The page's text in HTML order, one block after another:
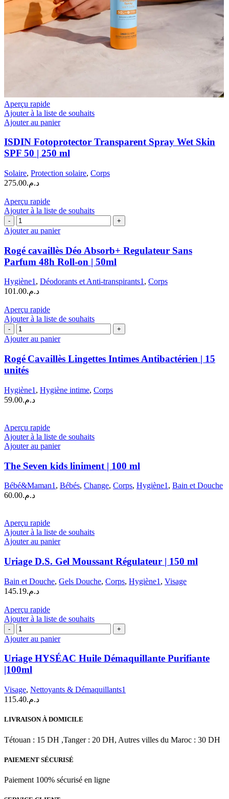
Aperçu rapide
Ajouter à la liste de souhaits
Ajouter au panier
ISDIN Fotoprotector Transparent Spray Wet Skin
SPF 50 | 250 ml
Solaire, Protection solaire, Corps
د.م.275.00
Aperçu rapide
Ajouter à la liste de souhaits
quantité
de
cavaillès
Déo
Absorb+
Sans
Parfum
Roll-
on
50ml
Ajouter au panier
Rogé cavaillès Déo Absorb+ Regulateur Sans
Parfum 48h Roll-on | 50ml
Hygiène1, Déodorants et Anti-transpirants1, Corps
د.م.101.00
Aperçu rapide
Ajouter à la liste de souhaits
quantité
de
Rogé Cavaillès
Lingettes
Intimes
Antibactérien
15
unités
Ajouter au panier
Rogé Cavaillès Lingettes Intimes Antibactérien | 15
unités
Hygiène1 , Hygiène intime, Corps
د.م.59.00
Aperçu rapide
Ajouter à la liste de souhaits
Ajouter au panier
The Seven kids liniment | 100 ml
Bébé&Maman1 , Bébés, Change, Corps, Hygiène1 , Bain et Douche
د.م.60.00
Aperçu rapide
Ajouter à la liste de souhaits
Ajouter au panier
Uriage D.S. Gel Moussant Régulateur | 150 ml
Bain et Douche, Gels Douche, Corps, Hygiène1 , Visage
د.م.145.19
Aperçu rapide
Ajouter à la liste de souhaits
quantité
de
HYSÉAC
Huile
Démaquillante
|100ml
Ajouter au panier
Uriage HYSÉAC Huile Démaquillante Purifiante
|100ml
Visage, Nettoyants & Démaquillants1
د.م.115.40
LIVRAISON À DOMICILE
Tétouan : 15 DH ,Tanger : 20 DH, Autres villes du Maroc : 30 DH
PAIEMENT SÉCURISÉ
Paiement 100% sécurisé en ligne